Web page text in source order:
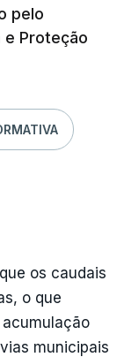
pelo
e Proteção
os caudais
o que
municipais